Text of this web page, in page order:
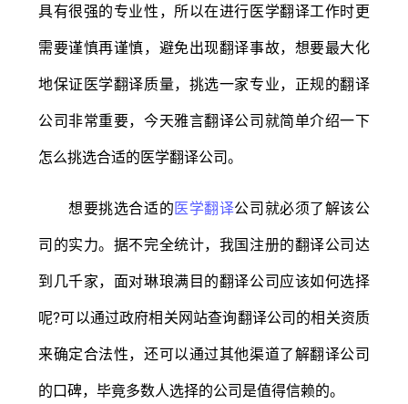
具有很强的专业性，所以在进行医学翻译工作时更
需要谨慎再谨慎，避免出现翻译事故，想要最大化
地保证医学翻译质量，挑选一家专业，正规的翻译
公司非常重要，今天雅言翻译公司就简单介绍一下
怎么挑选合适的医学翻译公司。
想要挑选合适的医学翻译公司就必须了解该公
司的实力。据不完全统计，我国注册的翻译公司达
到几千家，面对琳琅满目的翻译公司应该如何选择
呢?可以通过政府相关网站查询翻译公司的相关资质
来确定合法性，还可以通过其他渠道了解翻译公司
的口碑，毕竟多数人选择的公司是值得信赖的。